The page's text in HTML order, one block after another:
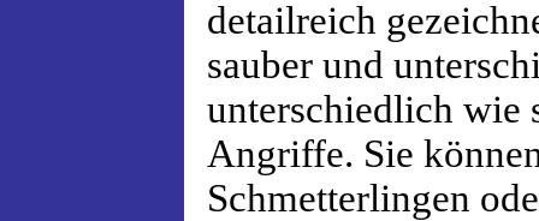
detailreich
sauber und
unterschiedlich wie
Angriffe. Sie
Schmetterlingen